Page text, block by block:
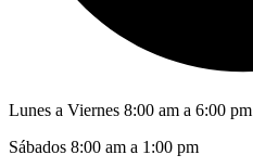
Lunes a Viernes 8:00 am a 6:00 pm
Sábados 8:00 am a 1:00 pm